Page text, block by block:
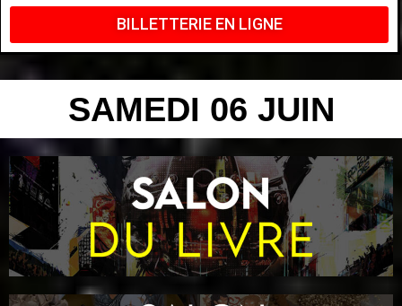
BILLETTERIE EN LIGNE
SAMEDI 06 JUIN